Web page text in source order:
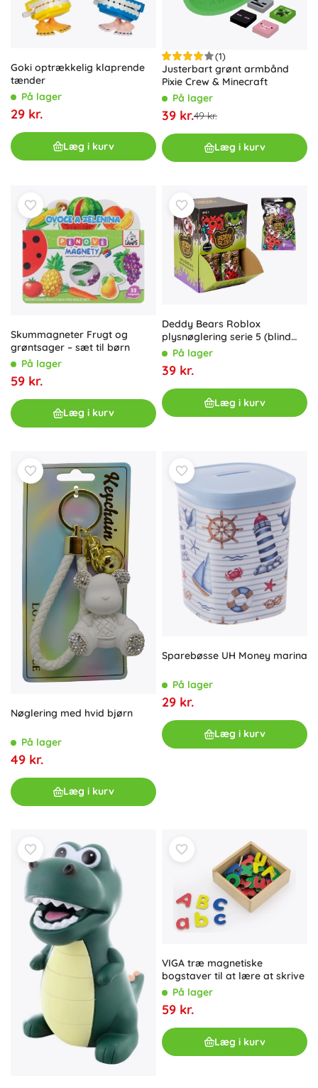
Goki optrækkelig klaprende
tænder
På lager
29 kr.
Læg i kurv
(1)
Justerbart grønt armbånd
Pixie Crew & Minecraft
På lager
39 kr.49 kr.
Læg i kurv
Skummagneter Frugt og
grøntsager – sæt til børn
På lager
59 kr.
Læg i kurv
Deddy Bears Roblox
plysnøglering serie 5 (blind
bag)På lager
39 kr.
Læg i kurv
Nøglering med hvid bjørn
På lager
49 kr.
Læg i kurv
Sparebøsse UH Money marina
På lager
29 kr.
Læg i kurv
VIGA træ magnetiske
bogstaver til at lære at skrive
På lager
59 kr.
Læg i kurv